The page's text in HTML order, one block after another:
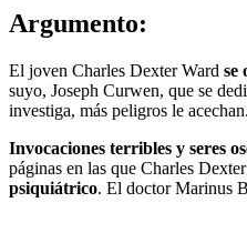
Argumento:
El joven Charles Dexter Ward se
suyo, Joseph Curwen, que se
investiga, más peligros le acechan.
Invocaciones terribles y seres
páginas en las que Charles
psiquiátrico. El doctor Marinus